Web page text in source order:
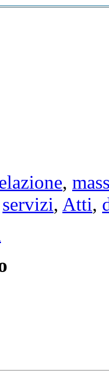
,
servizi, Atti,